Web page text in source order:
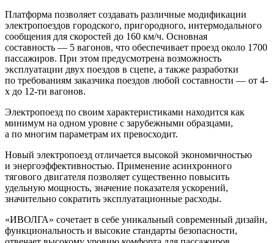
Платформа позволяет создавать различные модификации
электропоездов городского, пригородного, интермодального
сообщения для скоростей до 160 км/ч. Основная
составность — 5 вагонов, что обеспечивает проезд около 1700
пассажиров. При этом предусмотрена возможность
эксплуатации двух поездов в сцепе, а также разработки
по требованиям заказчика поездов любой составности — от 4-
х до 12-ти вагонов.
Электропоезд по своим характеристиками находится как
минимум на одном уровне с зарубежными образцами,
а по многим параметрам их превосходит.
Новый электропоезд отличается высокой экономичностью
и энергоэффективностью. Применение асинхронного
тягового двигателя позволяет существенно повысить
удельную мощность, значение показателя ускорений,
значительно сократить эксплуатационные расходы.
«ИВОЛГА» сочетает в себе уникальный современный дизайн,
функциональность и высокие стандарты безопасности,